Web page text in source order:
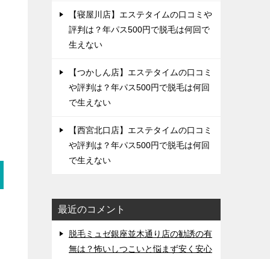
【寝屋川店】エステタイムの口コミや
評判は？年パス500円で脱毛は何回で
生えない
【つかしん店】エステタイムの口コミ
や評判は？年パス500円で脱毛は何回
で生えない
【西宮北口店】エステタイムの口コミ
や評判は？年パス500円で脱毛は何回
で生えない
最近のコメント
脱毛ミュゼ銀座並木通り店の勧誘の有
無は？怖いしつこいと悩まず安く安心